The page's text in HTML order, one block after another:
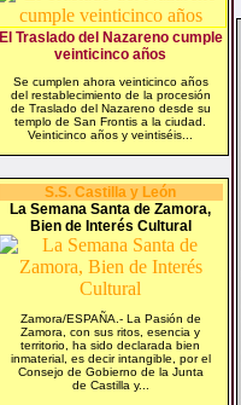
El Traslado del Nazareno cumple
veinticinco años
Se cumplen ahora veinticinco años
del restablecimiento de la procesión
de Traslado del Nazareno desde su
templo de San Frontis a la ciudad.
Veinticinco años y veintiséis...
S.S. Castilla y León
La Semana Santa de Zamora,
Bien de Interés Cultural
Zamora/ESPAÑA.- La Pasión de
Zamora, con sus ritos, esencia y
territorio, ha sido declarada bien
inmaterial, es decir intangible, por el
Consejo de Gobierno de la Junta
de Castilla y...